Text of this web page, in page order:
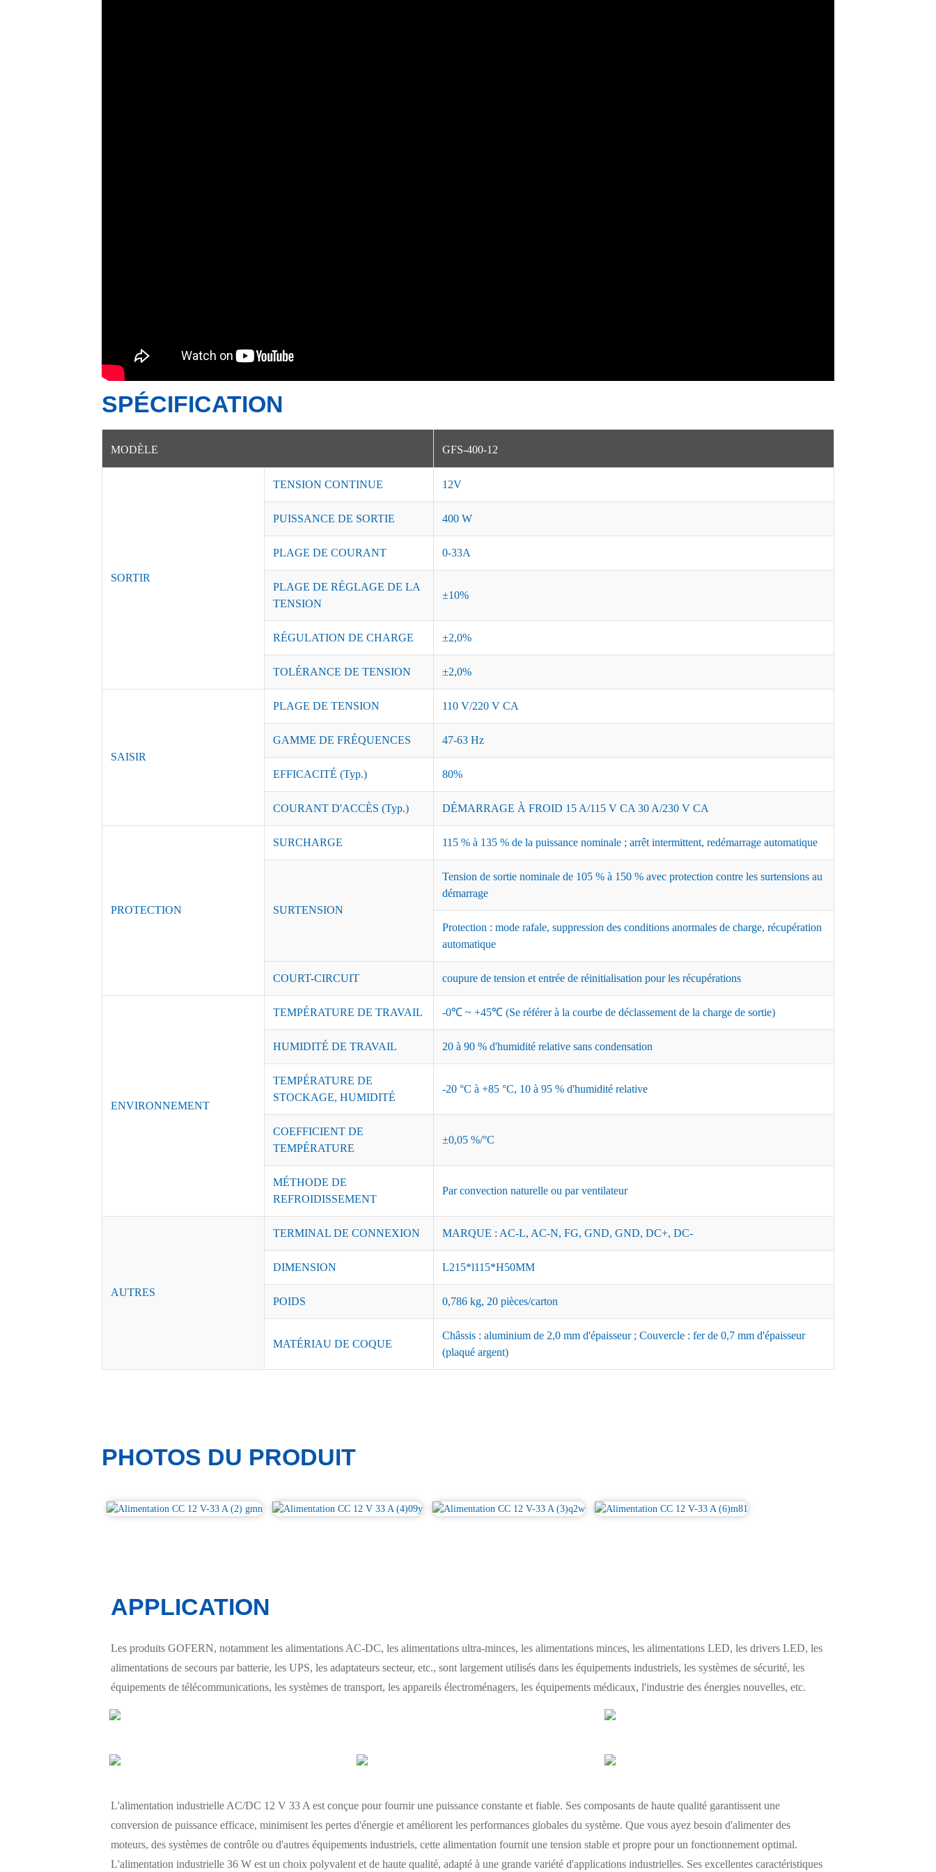
SPÉCIFICATION
MODÈLE GFS-400-12
SORTIR
TENSION CONTINUE 12V
PUISSANCE DE SORTIE 400 W
PLAGE DE COURANT 0-33A
PLAGE DE RÉGLAGE DE LA
TENSION
±10%
RÉGULATION DE CHARGE ±2,0%
TOLÉRANCE DE TENSION ±2,0%
SAISIR
PLAGE DE TENSION 110 V/220 V CA
GAMME DE FRÉQUENCES 47-63 Hz
EFFICACITÉ (Typ.) 80%
COURANT D'ACCÈS (Typ.) DÉMARRAGE À FROID 15 A/115 V CA 30 A/230 V CA
PROTECTION
SURCHARGE 115 % à 135 % de la puissance nominale ; arrêt intermittent, redémarrage automatique
SURTENSION
Tension de sortie nominale de 105 % à 150 % avec protection contre les surtensions au
démarrage
Protection : mode rafale, suppression des conditions anormales de charge, récupération
automatique
COURT-CIRCUIT coupure de tension et entrée de réinitialisation pour les récupérations
ENVIRONNEMENT
TEMPÉRATURE DE TRAVAIL -0℃ ~ +45℃ (Se référer à la courbe de déclassement de la charge de sortie)
HUMIDITÉ DE TRAVAIL 20 à 90 % d'humidité relative sans condensation
TEMPÉRATURE DE
STOCKAGE, HUMIDITÉ
-20 °C à +85 °C, 10 à 95 % d'humidité relative
COEFFICIENT DE
TEMPÉRATURE
±0,05 %/°C
MÉTHODE DE
REFROIDISSEMENT
Par convection naturelle ou par ventilateur
AUTRES
TERMINAL DE CONNEXION MARQUE : AC-L, AC-N, FG, GND, GND, DC+, DC-
DIMENSION L215*l115*H50MM
POIDS 0,786 kg, 20 pièces/carton
MATÉRIAU DE COQUE
Châssis : aluminium de 2,0 mm d'épaisseur ; Couvercle : fer de 0,7 mm d'épaisseur
(plaqué argent)
PHOTOS DU PRODUIT
APPLICATION
Les produits GOFERN, notamment les alimentations AC-DC, les alimentations ultra-minces, les alimentations minces, les alimentations LED, les drivers LED, les
alimentations de secours par batterie, les UPS, les adaptateurs secteur, etc., sont largement utilisés dans les équipements industriels, les systèmes de sécurité, les
équipements de télécommunications, les systèmes de transport, les appareils électroménagers, les équipements médicaux, l'industrie des énergies nouvelles, etc.
L'alimentation industrielle AC/DC 12 V 33 A est conçue pour fournir une puissance constante et fiable. Ses composants de haute qualité garantissent une
conversion de puissance efficace, minimisent les pertes d'énergie et améliorent les performances globales du système. Que vous ayez besoin d'alimenter des
moteurs, des systèmes de contrôle ou d'autres équipements industriels, cette alimentation fournit une tension stable et propre pour un fonctionnement optimal.
L'alimentation industrielle 36 W est un choix polyvalent et de haute qualité, adapté à une grande variété d'applications industrielles. Ses excellentes caractéristiques